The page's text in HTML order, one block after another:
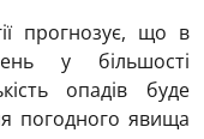
прогнозує, що в
у більшості
опадів буде
погодного явища